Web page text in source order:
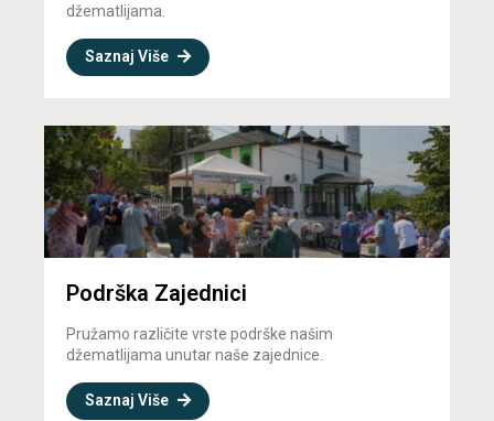
džematlijama.
Saznaj Više
Podrška Zajednici
Pružamo različite vrste podrške našim
džematlijama unutar naše zajednice.
Saznaj Više